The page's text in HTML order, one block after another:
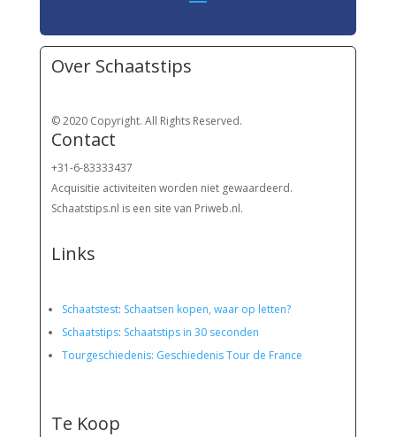
Over Schaatstips
© 2020 Copyright. All Rights Reserved.
Contact
+31-6-83333437
Acquisitie activiteiten worden niet gewaardeerd.
Schaatstips.nl is een site van Priweb.nl.
Links
Schaatstest: Schaatsen kopen, waar op letten?
Schaatstips: Schaatstips in 30 seconden
Tourgeschiedenis: Geschiedenis Tour de France
Te Koop